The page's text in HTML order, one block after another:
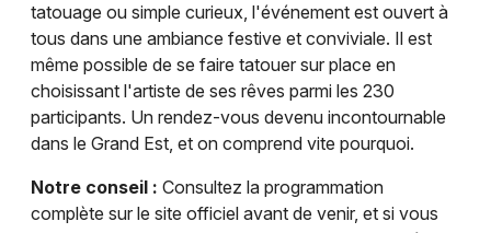
tatouage ou simple curieux, l'événement est ouvert à
tous dans une ambiance festive et conviviale. Il est
même possible de se faire tatouer sur place en
choisissant l'artiste de ses rêves parmi les 230
participants. Un rendez-vous devenu incontournable
dans le Grand Est, et on comprend vite pourquoi.
Notre conseil : Consultez la programmation
complète sur le site officiel avant de venir, et si vous